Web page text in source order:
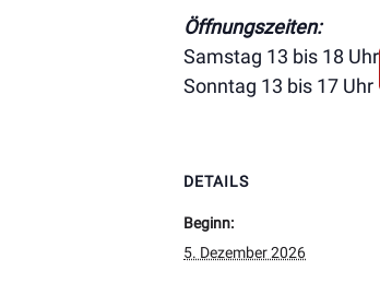
Öffnungszeiten:
Samstag 13 bis 18 Uhr
Sonntag 13 bis 17 Uhr
DETAILS
Beginn:
5. Dezember 2026